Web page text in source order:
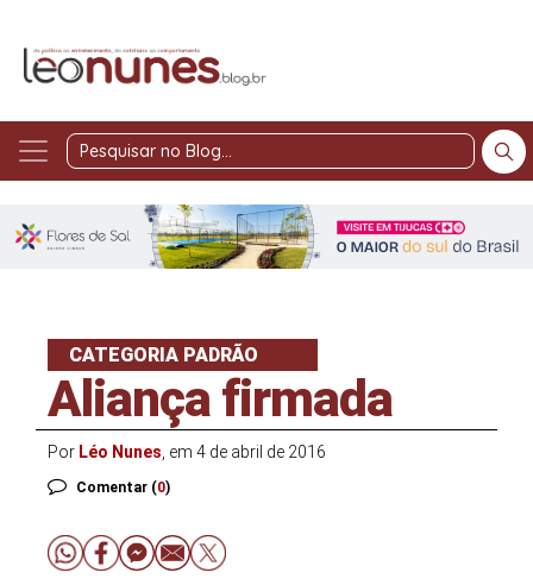
Pesquisar
Blog
CATEGORIA PADRÃO
Aliança firmada
Por Léo Nunes , em 4 de abril de 2016
Comentar (0)